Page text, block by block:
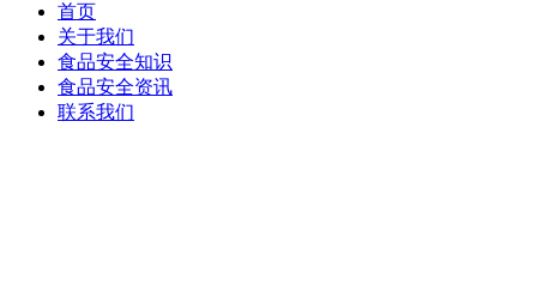
首页
关于我们
食品安全知识
食品安全资讯
联系我们